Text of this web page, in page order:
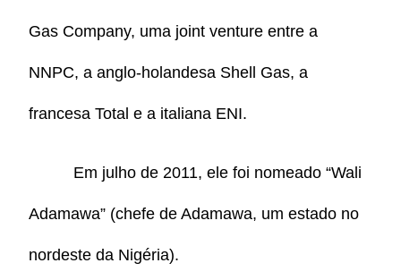
Gas Company, uma joint venture entre a
NNPC, a anglo-holandesa Shell Gas, a
francesa Total e a italiana ENI.
Em julho de 2011, ele foi nomeado “Wali
Adamawa” (chefe de Adamawa, um estado no
nordeste da Nigéria).